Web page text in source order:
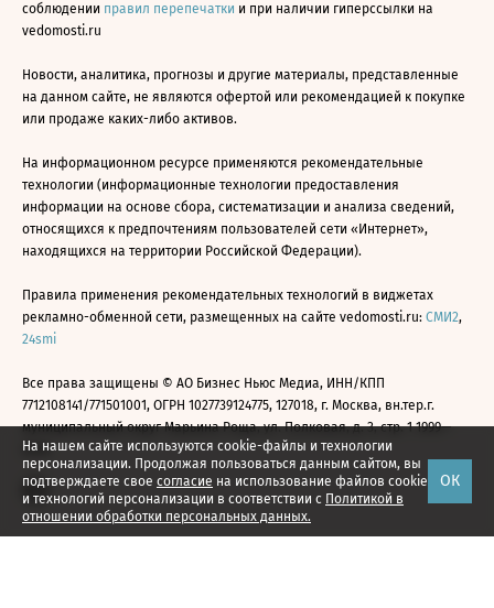
На нашем сайте используются cookie-файлы и технологии
персонализации. Продолжая пользоваться данным сайтом, вы
подтверждаете свое согласие на использование файлов cookie
и технологий персонализации в соответствии с Политикой в
отношении обработки персональных данных.
ОК
соблюдении правил перепечатки и при наличии гиперссылки на
vedomosti.ru
Новости, аналитика, прогнозы и другие материалы, представленные
на данном сайте, не являются офертой или рекомендацией к покупке
или продаже каких-либо активов.
На информационном ресурсе применяются рекомендательные
технологии (информационные технологии предоставления
информации на основе сбора, систематизации и анализа сведений,
относящихся к предпочтениям пользователей сети «Интернет»,
находящихся на территории Российской Федерации).
Правила применения рекомендательных технологий в виджетах
рекламно-обменной сети, размещенных на сайте vedomosti.ru: СМИ2,
24smi
Все права защищены © АО Бизнес Ньюс Медиа, ИНН/КПП
7712108141/771501001, ОГРН 1027739124775, 127018, г. Москва, вн.тер.г.
муниципальный округ Марьина Роща, ул. Полковая, д. 3, стр. 1 1999—
2026